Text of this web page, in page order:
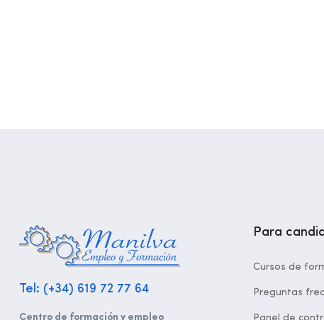
Tel: (+34) 619 72 77 64
Centro de formación y empleo
Para
Cursos de
Preguntas
Panel de